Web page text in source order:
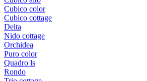
Cubico color
Cubico cottage
Delta
Nido cottage
Orchidea
Puro color
Quadro ls
Rondo